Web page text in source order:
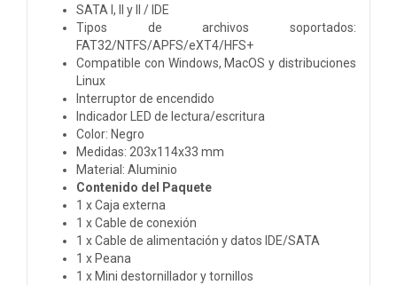
SATA I, II y II / IDE
Tipos de archivos soportados:
FAT32/NTFS/APFS/eXT4/HFS+
Compatible con Windows, MacOS y distribuciones
Linux
Interruptor de encendido
Indicador LED de lectura/escritura
Color: Negro
Medidas: 203x114x33 mm
Material: Aluminio
Contenido del Paquete
1 x Caja externa
1 x Cable de conexión
1 x Cable de alimentación y datos IDE/SATA
1 x Peana
1 x Mini destornillador y tornillos